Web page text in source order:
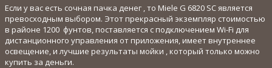
Если у вас есть сочная пачка денег , то Miele G 6820 SC является
превосходным выбором. Этот прекрасный экземпляр стоимостью
в районе 1200 фунтов, поставляется с подключением Wi-Fi для
дистанционного управления от приложения, имеет внутреннее
освещение, и лучшие результаты мойки , который только можно
купить за деньги.